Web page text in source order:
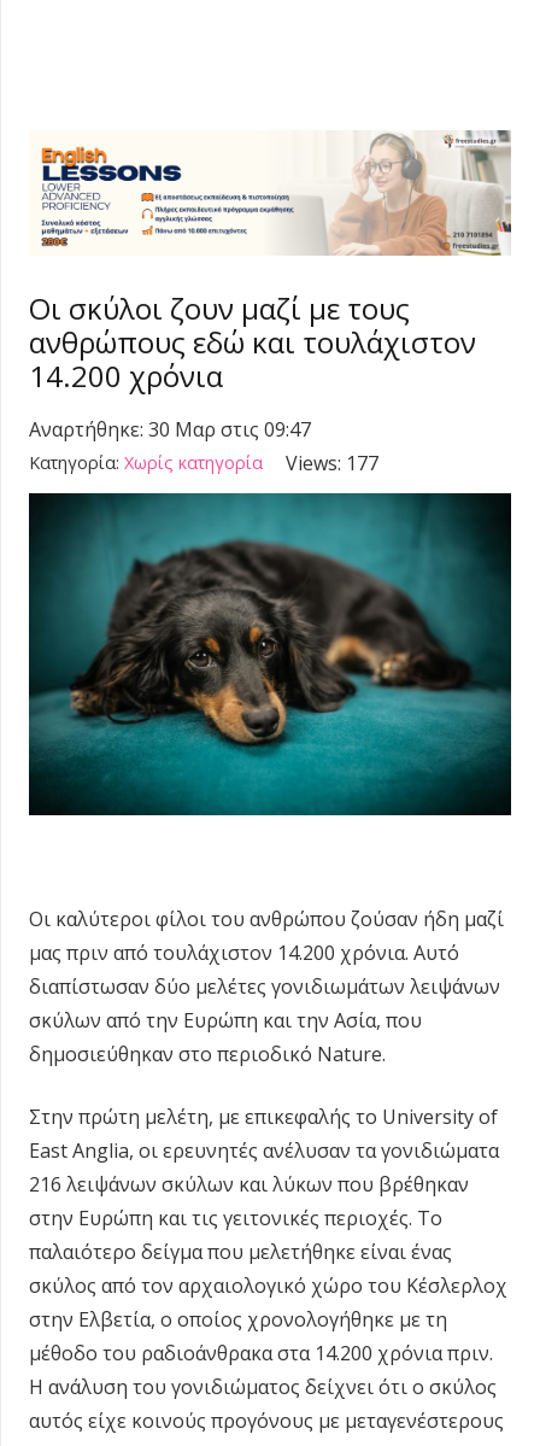
Οι σκύλοι ζουν μαζί με τους
ανθρώπους εδώ και τουλάχιστον
14.200 χρόνια
Αναρτήθηκε: 30 Μαρ στις 09:47
Κατηγορία: Χωρίς κατηγορία Views: 177
Οι καλύτεροι φίλοι του ανθρώπου ζούσαν ήδη μαζί
μας πριν από τουλάχιστον 14.200 χρόνια. Αυτό
διαπίστωσαν δύο μελέτες γονιδιωμάτων λειψάνων
σκύλων από την Ευρώπη και την Ασία, που
δημοσιεύθηκαν στο περιοδικό Nature.
Στην πρώτη μελέτη, με επικεφαλής το University of
East Anglia, οι ερευνητές ανέλυσαν τα γονιδιώματα
216 λειψάνων σκύλων και λύκων που βρέθηκαν
στην Ευρώπη και τις γειτονικές περιοχές. Το
παλαιότερο δείγμα που μελετήθηκε είναι ένας
σκύλος από τον αρχαιολογικό χώρο του Κέσλερλοχ
στην Ελβετία, ο οποίος χρονολογήθηκε με τη
μέθοδο του ραδιοάνθρακα στα 14.200 χρόνια πριν.
Η ανάλυση του γονιδιώματος δείχνει ότι ο σκύλος
αυτός είχε κοινούς προγόνους με μεταγενέστερους